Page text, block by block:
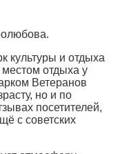
культуры и отдыха
отдыха у
Ветеранов
но и по
посетителей,
с советских